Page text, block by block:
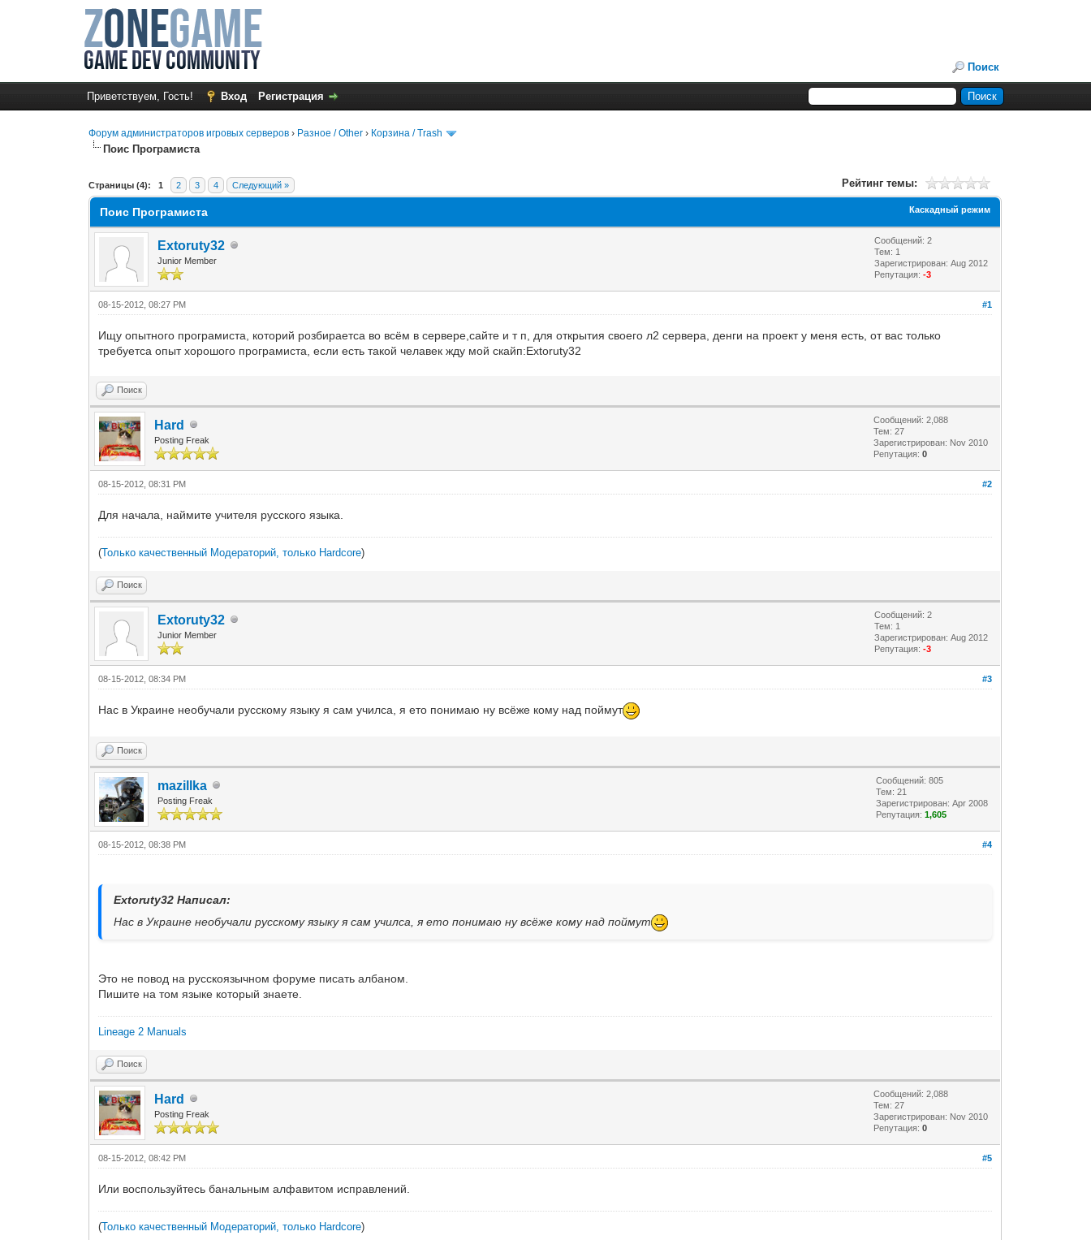
Поиск
Приветствуем, Гость! Вход Регистрация
Форум администраторов игровых серверов › Разное / Other › Корзина / Trash
Поис Програмиста
Страницы (4): 1 2 3 4 Следующий » Рейтинг темы:
0 Голос(ов) - 0 в среднем
1
2
3
4
5
Каскадный режим
Поис Програмиста
Extoruty32
Junior Member
Сообщений: 2
Тем: 1
Зарегистрирован: Aug 2012
Репутация:-3
#1
08-15-2012, 08:27 PM
Ищу опытного програмиста, которий розбираетса во всём в сервере,сайте и т п, для открытия своего л2 сервера, денги на проект у меня есть, от вас только
требуетса опыт хорошого програмиста, если есть такой челавек жду мой скайп:Extoruty32
Поиск
Hard
Posting Freak
Сообщений: 2,088
Тем: 27
Зарегистрирован: Nov 2010
Репутация:0
#2
08-15-2012, 08:31 PM
Для начала, наймите учителя русского языка.
(Только качественный Модераторий, только Hardcore)
Поиск
Extoruty32
Junior Member
Сообщений: 2
Тем: 1
Зарегистрирован: Aug 2012
Репутация:-3
#3
08-15-2012, 08:34 PM
Нас в Украине необучали русскому языку я сам училса, я ето понимаю ну всёже кому над поймут
Поиск
mazillka
Posting Freak
Сообщений: 805
Тем: 21
Зарегистрирован: Apr 2008
Репутация:1,605
#4
08-15-2012, 08:38 PM
Extoruty32 Написал:
Нас в Украине необучали русскому языку я сам училса, я ето понимаю ну всёже кому над поймут
Это не повод на русскоязычном форуме писать албаном.
Пишите на том языке который знаете.
Lineage 2 Manuals
Поиск
Hard
Posting Freak
Сообщений: 2,088
Тем: 27
Зарегистрирован: Nov 2010
Репутация:0
#5
08-15-2012, 08:42 PM
Или воспользуйтесь банальным алфавитом исправлений.
(Только качественный Модераторий, только Hardcore)